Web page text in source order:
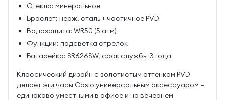
Стекло: минеральное
Браслет: нерж. сталь + частичное PVD
Водозащита: WR50 (5 атм)
Функции: подсветка стрелок
Батарейка: SR626SW, срок службы 3 года
Классический дизайн с золотистым оттенком PVD
делает эти часы Casio универсальным аксессуаром —
единаково уместными в офисе и на вечернем